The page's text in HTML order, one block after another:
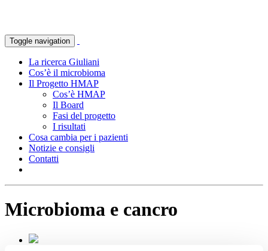
Toggle navigation
La ricerca Giuliani
Cos’è il microbioma
Il Progetto HMAP
Cos’è HMAP
Il Board
Fasi del progetto
I risultati
Cosa cambia per i pazienti
Notizie e consigli
Contatti
Microbioma e cancro